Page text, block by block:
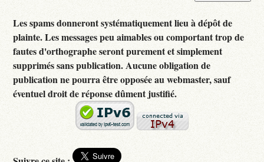
Les spams donneront systématiquement lieu à dépôt de
plainte. Les messages peu aimables ou comportant trop de
fautes d'orthographe seront purement et simplement
supprimés sans publication. Aucune obligation de
publication ne pourra être opposée au webmaster, sauf
éventuel droit de réponse dûment justifié.